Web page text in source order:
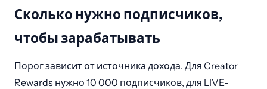
Сколько нужно подписчиков,
чтобы зарабатывать
Порог зависит от источника дохода. Для Creator
Rewards нужно 10 000 подписчиков, для LIVE-